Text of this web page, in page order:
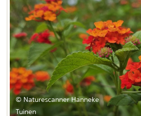
© Naturescanner Hanneke
Tuinen